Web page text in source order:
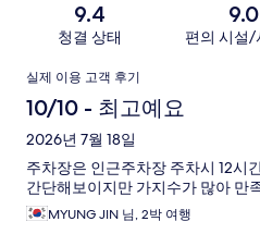
9.4
청결 상태
9.0
편의 시설/
이
용
후
기
실제 이용 고객 후기
10/10 - 최고예요
2026년 7월 18일
주차장은 인근주차장 주차시 12시
간단해보이지만 가지수가 많아 만
MYUNG JIN 님, 2박 여행